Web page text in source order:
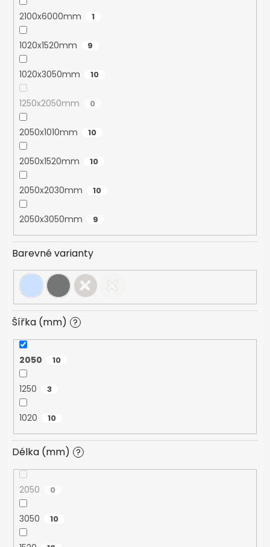
2100x6000mm 1
1020x1520mm 9
1020x3050mm 10
1250x2050mm 0
2050x1010mm 10
2050x1520mm 10
2050x2030mm 10
2050x3050mm 9
Barevné varianty
Šířka (mm) ?
2050 10
1250 3
1020 10
Délka (mm) ?
2050 0
3050 10